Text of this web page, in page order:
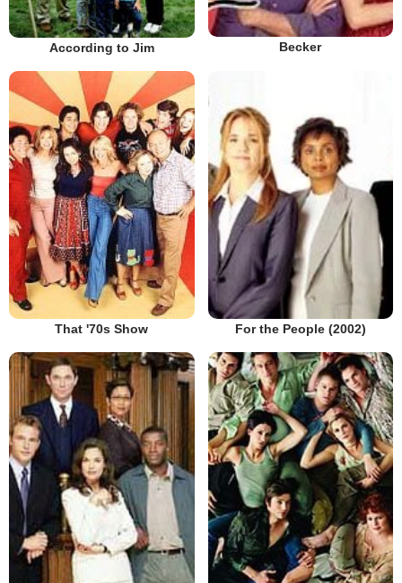
According to Jim Becker
That '70s Show For the People (2002)